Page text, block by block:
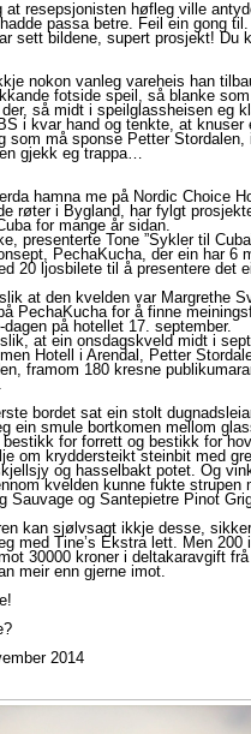
at resepsjonisten høfleg ville
passa betre. Feil ein gong
sett bildene, supert prosjekt! Du
nokon vanleg vareheis han
fotside speil, så blanke
så midt i speilglassheisen eg
i kvar hand og tenkte, at knuser
som må sponse Petter Stordalen,
gjekk eg trappa…
hamna me på Nordic Choice
røter i Bygland, har fylgt
for mange år sidan.
presenterte Tone ”Sykler til
PechaKucha, der ein har 6
20 ljosbilete til å presentere det
at den kvelden var Margrethe
PechaKucha for å finne
på hotellet 17. september.
at ein onsdagskveld midt i
Hotell i Arendal, Petter
framom 180 kresne
bordet sat ein stolt
ein smule bortkomen mellom
for forrett og bestikk for
om kryddersteikt steinbit med
og hasselbakt potet. Og
kvelden kunne fukte strupen
Sauvage og Santepietre Pinot
kan sjølvsagt ikkje desse,
med Tine’s Ekstra lett. Men 200
30000 kroner i deltakaravgift
meir enn gjerne imot.
2014